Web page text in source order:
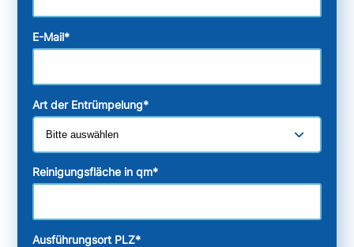
E-Mail*
Art der Entrümpelung*
Reinigungsfläche in qm*
Ausführungsort PLZ*